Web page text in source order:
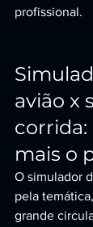
profissional.
avião x
mais o
O simulador
pela
grande